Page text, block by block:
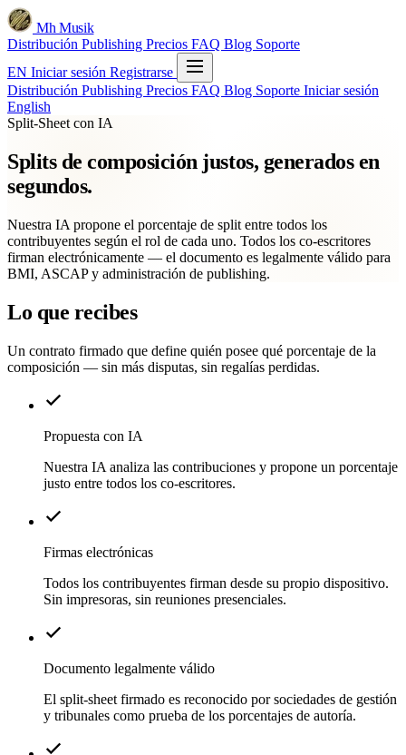
Mh Musik
Distribución Publishing Precios FAQ Blog Soporte
EN Iniciar sesión Registrarse
Distribución Publishing Precios FAQ Blog Soporte Iniciar sesión
English
Split-Sheet con IA
Splits de composición justos, generados en
segundos.
Nuestra IA propone el porcentaje de split entre todos los
contribuyentes según el rol de cada uno. Todos los co-escritores
firman electrónicamente — el documento es legalmente válido para
BMI, ASCAP y administración de publishing.
Lo que recibes
Un contrato firmado que define quién posee qué porcentaje de la
composición — sin más disputas, sin regalías perdidas.
Propuesta con IA
Nuestra IA analiza las contribuciones y propone un porcentaje
justo entre todos los co-escritores.
Firmas electrónicas
Todos los contribuyentes firman desde su propio dispositivo.
Sin impresoras, sin reuniones presenciales.
Documento legalmente válido
El split-sheet firmado es reconocido por sociedades de gestión
y tribunales como prueba de los porcentajes de autoría.